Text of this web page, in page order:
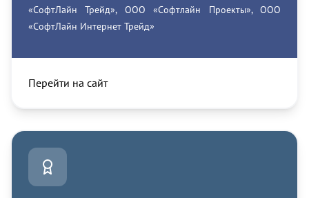
«СофтЛайн Трейд», ООО «Софтлайн Проекты», ООО
«СофтЛайн Интернет Трейд»
Перейти на сайт